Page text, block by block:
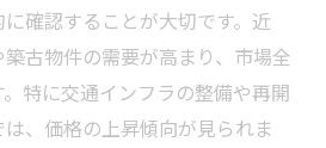
確認することが大切です。近
古物件の需要が高まり、市場全
特に交通インフラの整備や再開
、価格の上昇傾向が見られま